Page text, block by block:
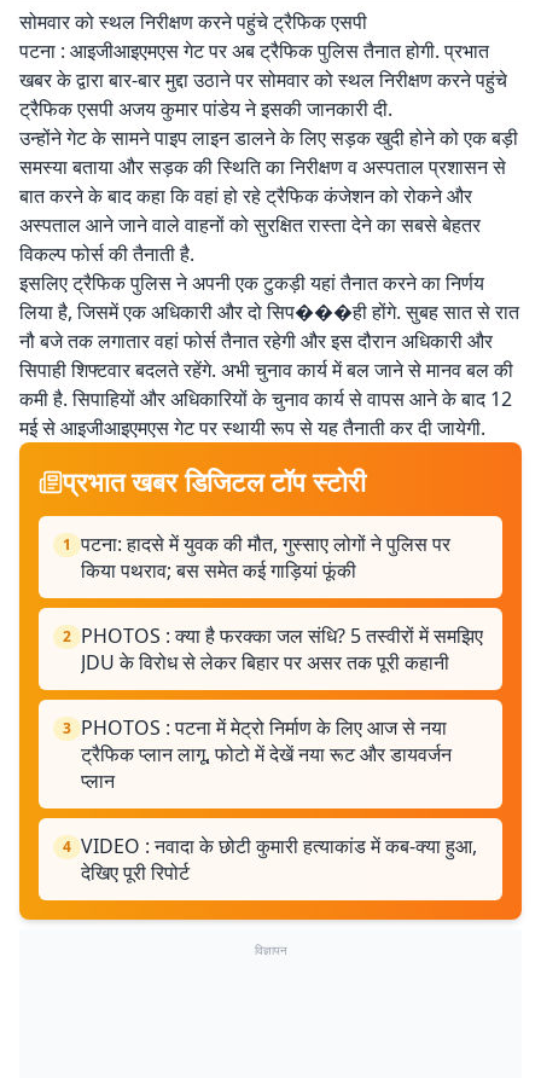
सोमवार को स्थल निरीक्षण करने पहुंचे ट्रैफिक एसपी
पटना : आइजीआइएमएस गेट पर अब ट्रैफिक पुलिस तैनात होगी. प्रभात
खबर के द्वारा बार-बार मुद्दा उठाने पर सोमवार को स्थल निरीक्षण करने पहुंचे
ट्रैफिक एसपी अजय कुमार पांडेय ने इसकी जानकारी दी.
उन्होंने गेट के सामने पाइप लाइन डालने के लिए सड़क खुदी होने को एक बड़ी
समस्या बताया और सड़क की स्थिति का निरीक्षण व अस्पताल प्रशासन से
बात करने के बाद कहा कि वहां हो रहे ट्रैफिक कंजेशन को रोकने और
अस्पताल आने जाने वाले वाहनों को सुरक्षित रास्ता देने का सबसे बेहतर
विकल्प फोर्स की तैनाती है.
इसलिए ट्रैफिक पुलिस ने अपनी एक टुकड़ी यहां तैनात करने का निर्णय
लिया है, जिसमें एक अधिकारी और दो सिप���ही होंगे. सुबह सात से रात
नौ बजे तक लगातार वहां फोर्स तैनात रहेगी और इस दौरान अधिकारी और
सिपाही शिफ्टवार बदलते रहेंगे. अभी चुनाव कार्य में बल जाने से मानव बल की
कमी है. सिपाहियों और अधिकारियों के चुनाव कार्य से वापस आने के बाद 12
मई से आइजीआइएमएस गेट पर स्थायी रूप से यह तैनाती कर दी जायेगी.
प्रभात खबर डिजिटल टॉप स्टोरी
1 पटना: हादसे में युवक की मौत, गुस्साए लोगों ने पुलिस पर
किया पथराव; बस समेत कई गाड़ियां फूंकी
2 PHOTOS : क्या है फरक्का जल संधि? 5 तस्वीरों में समझिए
JDU के विरोध से लेकर बिहार पर असर तक पूरी कहानी
3 PHOTOS : पटना में मेट्रो निर्माण के लिए आज से नया
ट्रैफिक प्लान लागू, फोटो में देखें नया रूट और डायवर्जन
प्लान
4 VIDEO : नवादा के छोटी कुमारी हत्याकांड में कब-क्या हुआ,
देखिए पूरी रिपोर्ट
विज्ञापन